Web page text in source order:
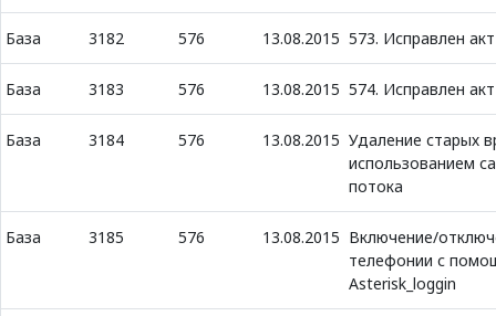
База 3182 576 13.08.2015 573. Исправлен
База 3183 576 13.08.2015 574. Исправлен
База 3184 576 13.08.2015 Удаление старых
использованием
потока
База 3185 576 13.08.2015 Включение/
телефонии с
Asterisk_loggin